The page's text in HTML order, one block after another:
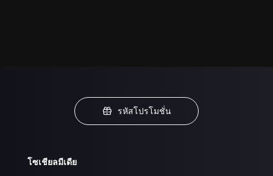
รหัสโปรโมชั่น
โซเชียลมีเดีย